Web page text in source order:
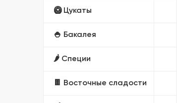
🥝 Цукаты
🍚 Бакалея
🌶️ Специи
🍫 Восточные сладости